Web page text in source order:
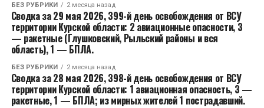
БЕЗ РУБРИКИ 2 месяца назад
Сводка за 29 мая 2026, 399-й день освобождения от ВСУ
территории Курской области: 2 авиационные опасности, 3
— ракетные (Глушковский, Рыльский районы и вся
область), 1 — БПЛА.
БЕЗ РУБРИКИ 2 месяца назад
Сводка за 28 мая 2026, 398-й день освобождения от ВСУ
территории Курской области: 1 авиационная опасность, 3 —
ракетные, 1 — БПЛА; из мирных жителей 1 пострадавший.